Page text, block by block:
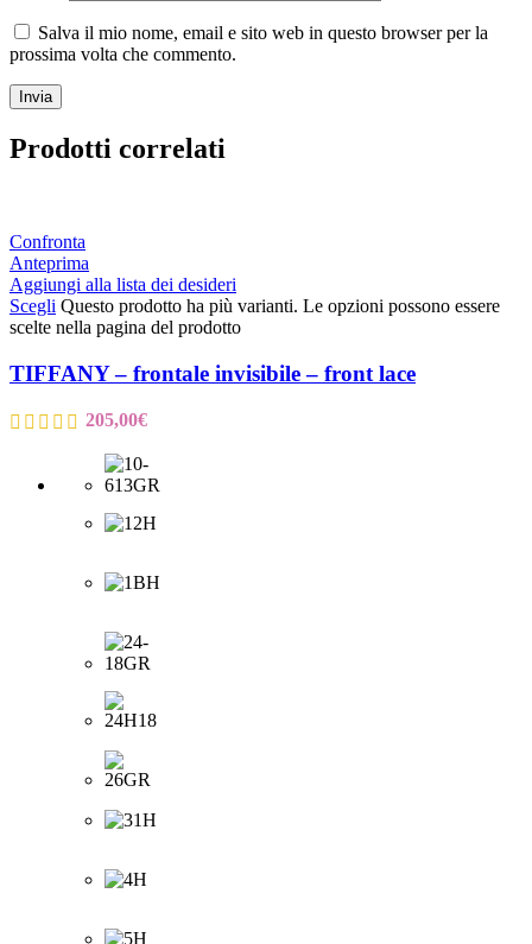
Salva il mio nome, email e sito web in questo browser per la
prossima volta che commento.
Prodotti correlati
Confronta
Anteprima
Aggiungi alla lista dei desideri
Scegli Questo prodotto ha più varianti. Le opzioni possono essere
scelte nella pagina del prodotto
TIFFANY – frontale invisibile – front lace
205,00€